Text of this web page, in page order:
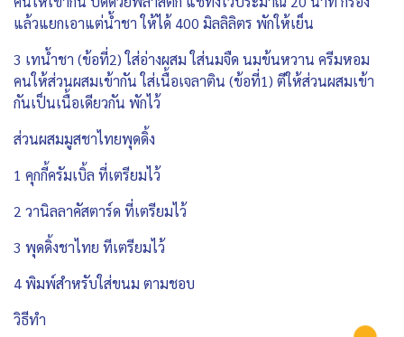
แล้วแยกเอาแต่น้ำชา ให้ได้ 400 มิลลิลิตร พักให้เย็น
3 เทน้ำชา (ข้อที่2) ใส่อ่างผสม ใส่นมจืด นมข้นหวาน ครีมหอม
คนให้ส่วนผสมเข้ากัน ใส่เนื้อเจลาติน (ข้อที่1) ตีให้ส่วนผสมเข้า
กันเป็นเนื้อเดียวกัน พักไว้
ส่วนผสมมูสชาไทยพุดดิ้ง
1 คุกกี้ครัมเบิ้ล ที่เตรียมไว้
2 วานิลลาคัสตาร์ด ที่เตรียมไว้
3 พุดดิ้งชาไทย ทีเตรียมไว้
4 พิมพ์สำหรับใส่ขนม ตามชอบ
วิธีทำ